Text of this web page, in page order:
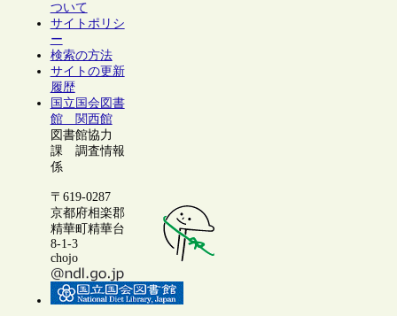
ついて
サイトポリシ
ー
検索の方法
サイトの更新
履歴
国立国会図書
館 関西館
図書館協力
課 調査情報
係
〒619-0287
京都府相楽郡
精華町精華台
8-1-3
chojo